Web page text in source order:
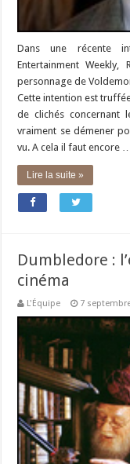
Dans une récente
Entertainment
personnage de
Cette intention est
de clichés concernant
vraiment se démener
vu. A cela il faut encore …
Lire la suite »
Dumbledore :
cinéma
L'Équipe 7